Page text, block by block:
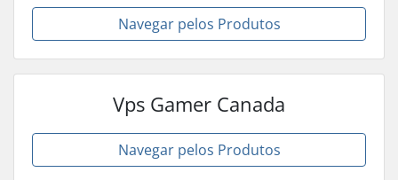
Navegar pelos Produtos
Vps Gamer Canada
Navegar pelos Produtos